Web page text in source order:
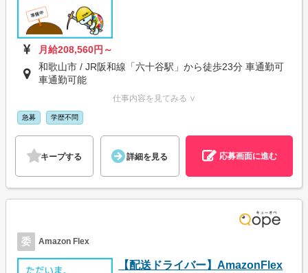
月給208,560円～
和歌山市 / JR阪和線「六十谷駅」から徒歩23分 車通勤可
車通勤可能
仕事内容を見てみる ∨
急募 学歴不問
キープする 詳細を見る 応募画面に進む
委 Amazon Flex
【配送ドライバー】AmazonFlex